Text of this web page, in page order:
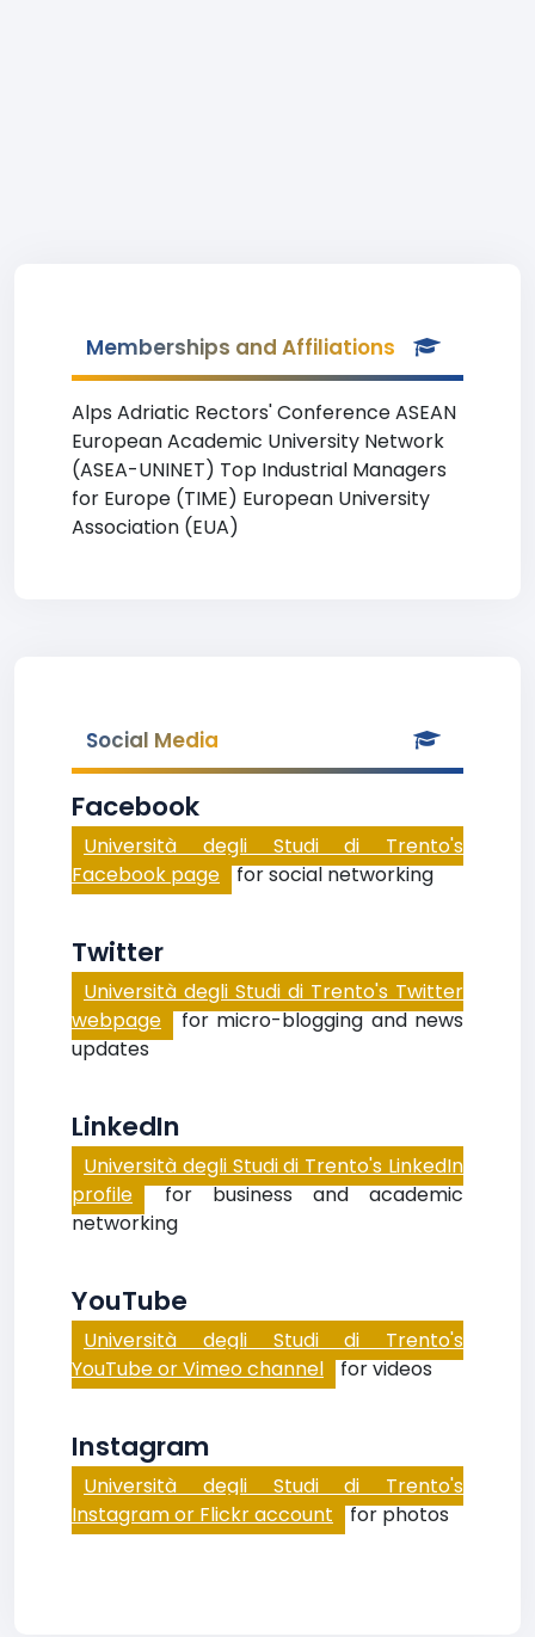
Memberships and Affiliations
Alps Adriatic Rectors' Conference ASEAN
European Academic University Network
(ASEA-UNINET) Top Industrial Managers
for Europe (TIME) European University
Association (EUA)
Social Media
Facebook
Università degli Studi di Trento's
Facebook page for social networking
Twitter
Università degli Studi di Trento's Twitter
webpage for micro-blogging and news
updates
LinkedIn
Università degli Studi di Trento's LinkedIn
profile for business and academic
networking
YouTube
Università degli Studi di Trento's
YouTube or Vimeo channel for videos
Instagram
Università degli Studi di Trento's
Instagram or Flickr account for photos